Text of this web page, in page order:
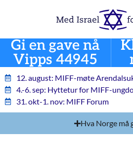
Gi en gave nå
Vipps 44945
12. august: MIFF-møte
4.-6. sep: Hyttetur for MIFF-
31. okt-1. nov: MIFF Forum
Hva Norge må